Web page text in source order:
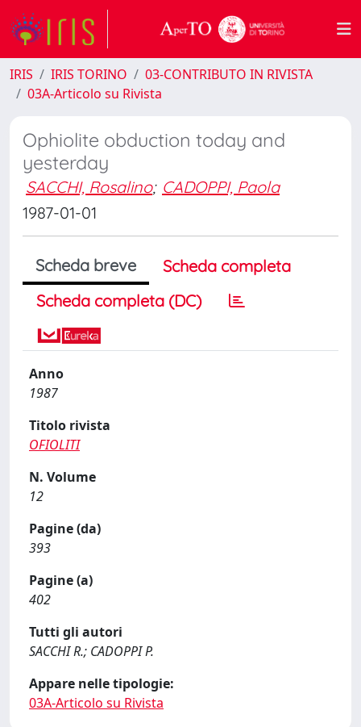
IRIS IRIS TORINO
03-CONTRIBUTO IN RIVISTA
03A-Articolo su Rivista
Ophiolite obduction today and
yesterday
SACCHI, Rosalino; CADOPPI, Paola
1987-01-01
Scheda breve
Scheda completa
Scheda completa (DC)
Anno
1987
Titolo rivista
OFIOLITI
N. Volume
12
Pagine (da)
393
Pagine (a)
402
Tutti gli autori
SACCHI R.; CADOPPI P.
Appare nelle tipologie:
03A-Articolo su Rivista